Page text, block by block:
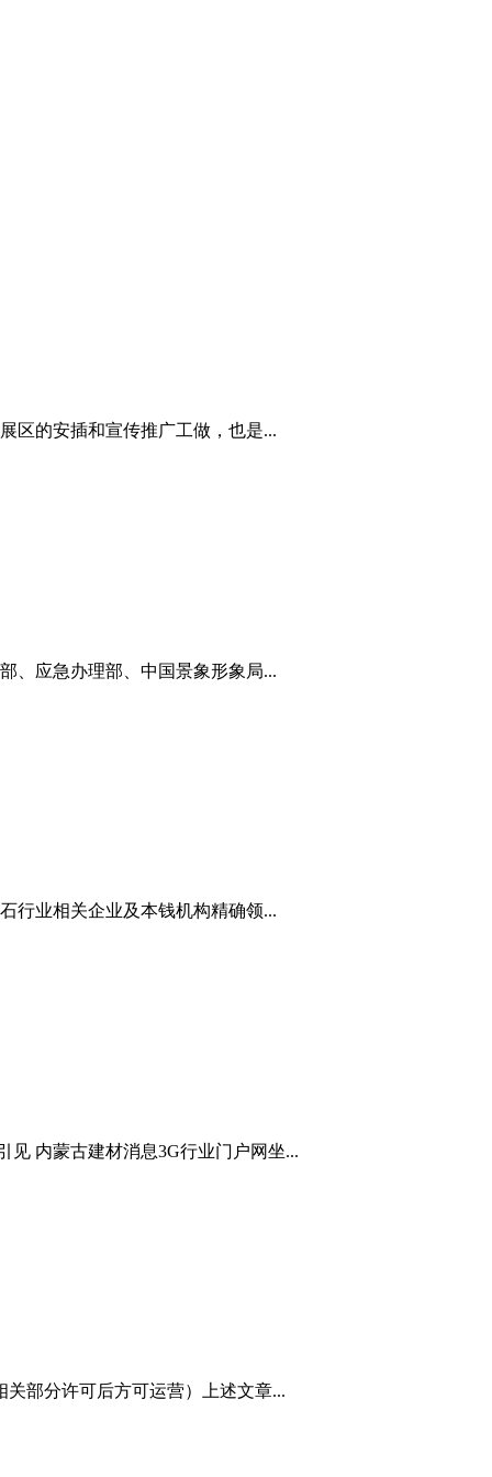
区的安插和宣传推广工做，也是...
、应急办理部、中国景象形象局...
行业相关企业及本钱机构精确领...
见 内蒙古建材消息3G行业门户网坐...
部分许可后方可运营）上述文章...